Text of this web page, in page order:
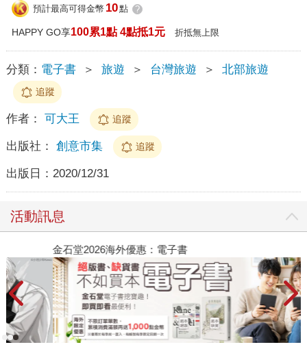
預計最高可得金幣 10點 ?
HAPPY GO享100累1點 4點抵1元 折抵無上限
分類： 電子書 ＞ 旅遊 ＞ 台灣旅遊 ＞ 北部旅遊
追蹤
作者： 可大王 追蹤
出版社： 創意市集 追蹤
出版日： 2020/12/31
活動訊息
金石堂2026海外優惠：電子書